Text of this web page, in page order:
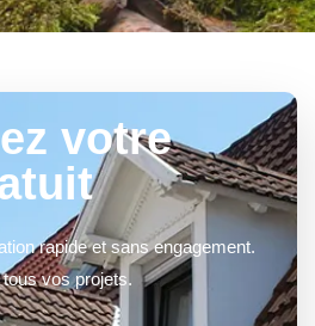
votre
rapide et sans engagement.
vos projets.